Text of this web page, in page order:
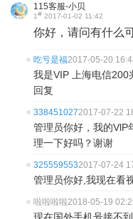
115客服-小贝
1# 2017-01-02 11:42
你好，请问有什么
吃亏是福2017-05-20
我是VIP 上海电信200
回复
3384510272017-07-22
管理员你好，我的VlP
理一下好吗？谢谢
3255595532017-07-24
管理员你好,我现在看
啦啦啦啦2018-05-19